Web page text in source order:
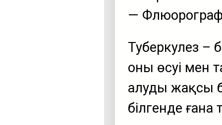
—
Туберкулез –
оның өсуі мен
алуды жақсы
білгенде ғана